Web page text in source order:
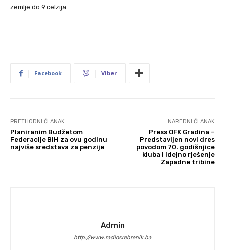
zemlje do 9 celzija.
Facebook Viber
PRETHODNI ČLANAK
Planiranim Budžetom
Federacije BiH za ovu godinu
najviše sredstava za penzije
NAREDNI ČLANAK
Press OFK Gradina –
Predstavljen novi dres
povodom 70. godišnjice
kluba i idejno rješenje
Zapadne tribine
Admin
http://www.radiosrebrenik.ba